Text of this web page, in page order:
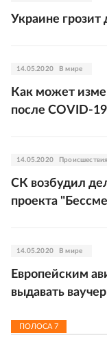
Украине
14.05.2020 В мире
Как может
после COVID-19
14.05.2020 Происшествия
СК возбудил
проекта
14.05.2020 В мире
Европейским
выдавать
ПОЛОСА7